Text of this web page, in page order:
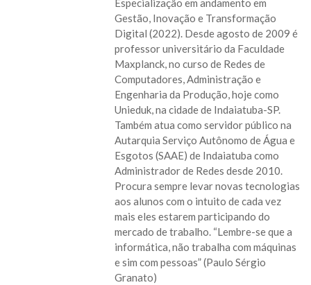
Especialização em andamento em
Gestão, Inovação e Transformação
Digital (2022). Desde agosto de 2009 é
professor universitário da Faculdade
Maxplanck, no curso de Redes de
Computadores, Administração e
Engenharia da Produção, hoje como
Unieduk, na cidade de Indaiatuba-SP.
Também atua como servidor público na
Autarquia Serviço Autônomo de Água e
Esgotos (SAAE) de Indaiatuba como
Administrador de Redes desde 2010.
Procura sempre levar novas tecnologias
aos alunos com o intuito de cada vez
mais eles estarem participando do
mercado de trabalho. “Lembre-se que a
informática, não trabalha com máquinas
e sim com pessoas” (Paulo Sérgio
Granato)